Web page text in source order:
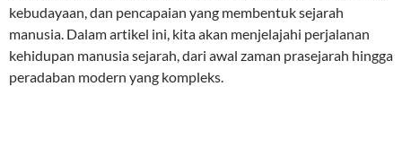
kebudayaan, dan pencapaian yang membentuk sejarah
manusia. Dalam artikel ini, kita akan menjelajahi perjalanan
kehidupan manusia sejarah, dari awal zaman prasejarah hingga
peradaban modern yang kompleks.